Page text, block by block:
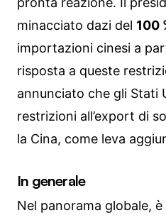
minacciato dazi del 100
importazioni cinesi a
risposta a queste
annunciato che gli Stati
restrizioni all’export di
la Cina, come leva
In generale
Nel panorama globale,